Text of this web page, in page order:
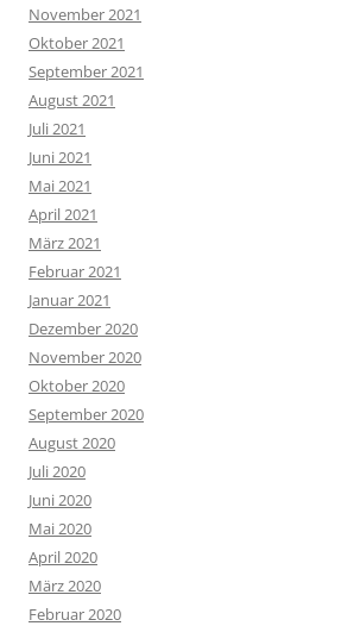
November 2021
Oktober 2021
September 2021
August 2021
Juli 2021
Juni 2021
Mai 2021
April 2021
März 2021
Februar 2021
Januar 2021
Dezember 2020
November 2020
Oktober 2020
September 2020
August 2020
Juli 2020
Juni 2020
Mai 2020
April 2020
März 2020
Februar 2020